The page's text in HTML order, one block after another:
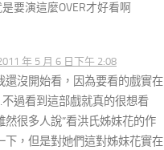
要演這麼OVER才好看啊
年 5 月 6 日下午 2:08
還沒開始看，因為要看的戲實在
過看到這部戲就真的很想看
然很多人說”看洪氏姊妹花的作
下，但是對她們這對姊妹花實在